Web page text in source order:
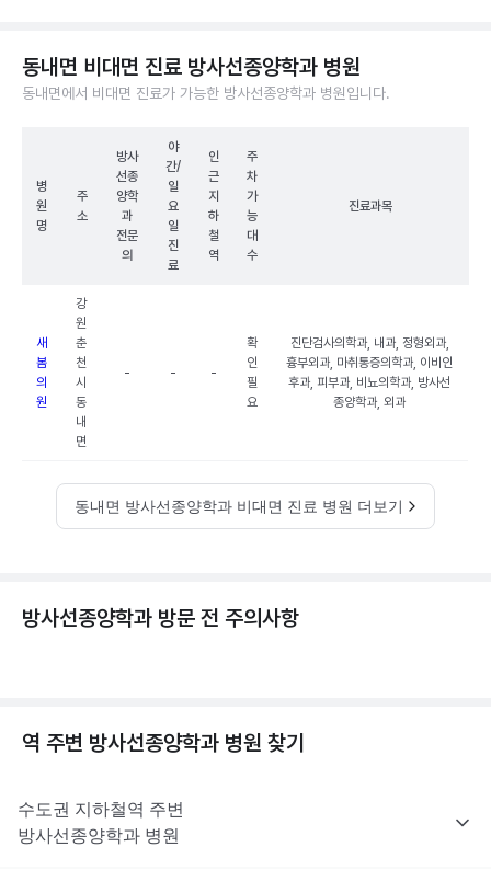
동내면 비대면 진료 방사선종양학과 병원
동내면에서 비대면 진료가 가능한 방사선종양학과 병원입니다.
병
원
명
주
소
방사
선종
양학
과
전문
의
야
간/
일
요
일
진
료
인
근
지
하
철
역
주
차
가
능
대
수
진료과목
새
봄
의
원
강
원
춘
천
시
동
내
면
- - -
확
인
필
요
진단검사의학과, 내과, 정형외과,
흉부외과, 마취통증의학과, 이비인
후과, 피부과, 비뇨의학과, 방사선
종양학과, 외과
동내면 방사선종양학과 비대면 진료 병원 더보기
방사선종양학과 방문 전 주의사항
역 주변 방사선종양학과 병원 찾기
수도권 지하철역 주변
방사선종양학과 병원